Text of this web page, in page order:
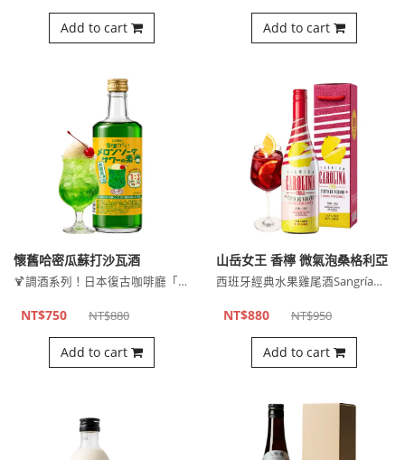
Add to cart Add to cart
懷舊哈密瓜蘇打沙瓦酒
🍹調酒系列！日本復古咖啡廳「哈密瓜汽水」風味調酒！
NT$750 NT$880
Add to cart
山岳女王 香檸 微氣泡桑格利亞
西班牙經典水果雞尾酒Sangría！以紅葡萄酒融合香檸果香，⋯
NT$880 NT$950
Add to cart